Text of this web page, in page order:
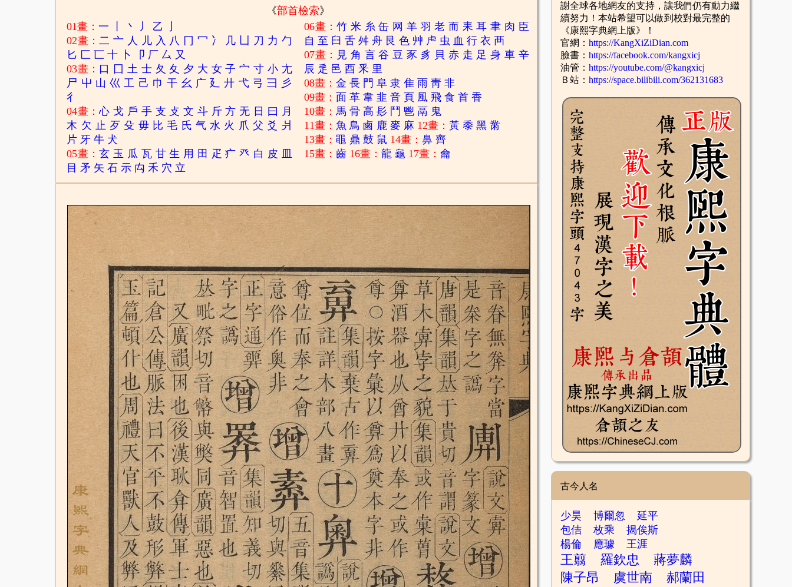
《部首檢索》
01畫：一 丶 丿 乙
02畫：二 亠 人 儿 入 八 冂 冖 冫 几 凵 刀 力 勹
匕 匚 匸 十 卜 卩 厂 厶 又
03畫： 口 囗 土 士 夂 夊 夕 大 女 子 宀 寸 小 尢
尸 屮 山 巛 工 己 巾 干 幺 广 廴 廾 弋 弓 彐 彡
彳
04畫：心 戈 戶 手 支 攴 文 斗 斤 方 无 日 曰 月
木 欠 止 歹 殳 毋 比 毛 氏 气 水 火 爪 父 爻 爿
片 牙 牛 犬
05畫：玄 玉 瓜 瓦 甘 生 用 田 疋 疒 癶 白 皮
目 矛 矢 石 示 禸 禾 穴 立
06畫：竹 米 糸 缶 网 羊 羽 老 而 耒 耳 聿 肉 臣
自 至 臼 舌 舛 舟 艮 色 艸 虍 虫 血 行 衣 襾
07畫： 見 角 言 谷 豆 豕 豸 貝 赤 走 足 身 車 辛
辰 辵 邑 酉 釆 里
08畫：金 長 門 阜 隶 隹 雨 靑 非
09畫： 面 革 韋 韭 音 頁 風 飛 食 首 香
10畫：馬 骨 高 髟 鬥 鬯 鬲 鬼
11畫：魚 鳥 鹵 鹿 麥 麻 12畫：黃 黍 黑 黹
13畫：黽 鼎 鼓 鼠 14畫：鼻 齊
15畫：齒 16畫：龍 龜 17畫：龠
謝全球各地網友的支持，讓我們仍有動力繼
續努力！本站希望可以做到校對最完整的
《康熙字典網上版》！
官網： https://KangXiZiDian.com
臉書： https://facebook.com/kangxicj
油管： https://youtube.com/@kangxicj
Ｂ站： https://space.bilibili.com/362131683
古今人名
少昊 博爾忽
延平
包佶
枚乘
揭俟斯
楊倫
應璩 王涯
王翦 羅欽忠
蔣夢麟
陳子昂
虞世南 郝蘭田